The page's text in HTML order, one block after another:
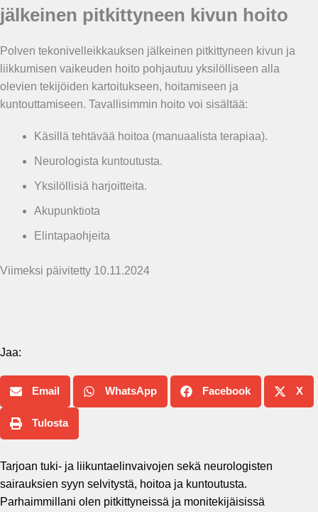
jälkeinen pitkittyneen kivun hoito
Polven tekonivelleikkauksen jälkeinen pitkittyneen kivun ja
liikkumisen vaikeuden hoito pohjautuu yksilölliseen alla
olevien tekijöiden kartoitukseen, hoitamiseen ja
kuntouttamiseen. Tavallisimmin hoito voi sisältää:
Käsillä tehtävää hoitoa (manuaalista terapiaa).
Neurologista kuntoutusta.
Yksilöllisiä harjoitteita.
Akupunktiota
Elintapaohjeita
Viimeksi päivitetty 10.11.2024
Jaa:
Email WhatsApp Facebook X
Tulosta
Tarjoan tuki- ja liikuntaelinvaivojen sekä neurologisten
sairauksien syyn selvitystä, hoitoa ja kuntoutusta.
Parhaimmillani olen pitkittyneissä ja monitekijäisissä